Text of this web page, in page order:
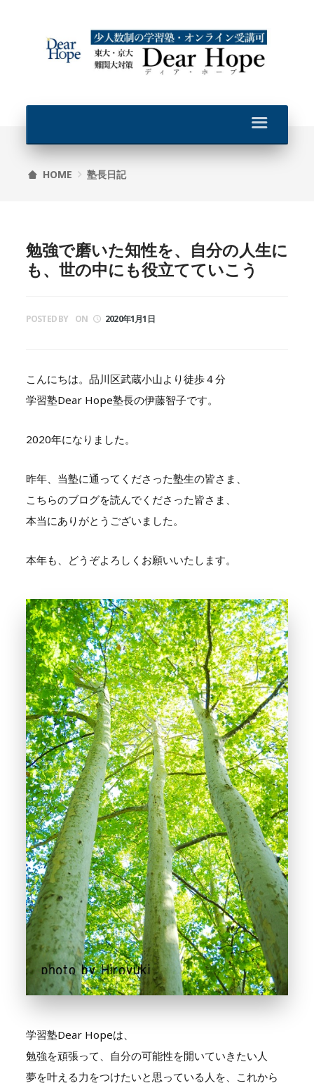
HOME 塾長日記
勉強で磨いた知性を、自分の人生に
も、世の中にも役立てていこう
POSTED BY ON 2020年1月1日
こんにちは。品川区武蔵小山より徒歩４分
学習塾Dear Hope塾長の伊藤智子です。
2020年になりました。
昨年、当塾に通ってくださった塾生の皆さま、
こちらのブログを読んでくださった皆さま、
本当にありがとうございました。
本年も、どうぞよろしくお願いいたします。
学習塾Dear Hopeは、
勉強を頑張って、自分の可能性を開いていきたい人
夢を叶える力をつけたいと思っている人を、これから